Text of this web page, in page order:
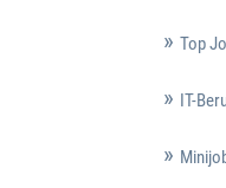
Top
IT-